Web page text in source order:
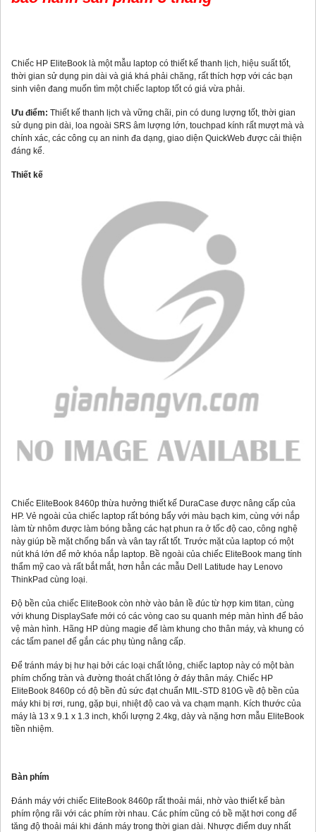
Chiếc HP EliteBook là một mẫu laptop có thiết kế thanh lịch, hiệu suất tốt,
thời gian sử dụng pin dài và giá khá phải chăng, rất thích hợp với các bạn
sinh viên đang muốn tìm một chiếc laptop tốt có giá vừa phải.
Ưu điểm: Thiết kế thanh lịch và vững chãi, pin có dung lượng tốt, thời gian
sử dụng pin dài, loa ngoài SRS âm lượng lớn, touchpad kính rất mượt mà và
chính xác, các công cụ an ninh đa dạng, giao diện QuickWeb được cải thiện
đáng kể.
Thiết kế
Chiếc EliteBook 8460p thừa hưởng thiết kế DuraCase được nâng cấp của
HP. Vẻ ngoài của chiếc laptop rất bóng bẩy với màu bạch kim, cùng với nắp
làm từ nhôm được làm bóng bằng các hạt phun ra ở tốc độ cao, công nghệ
này giúp bề mặt chống bẩn và vân tay rất tốt. Trước mặt của laptop có một
nút khá lớn để mở khóa nắp laptop. Bề ngoài của chiếc EliteBook mang tính
thẩm mỹ cao và rất bắt mắt, hơn hẳn các mẫu Dell Latitude hay Lenovo
ThinkPad cùng loại.
Độ bền của chiếc EliteBook còn nhờ vào bản lề đúc từ hợp kim titan, cùng
với khung DisplaySafe mới có các vòng cao su quanh mép màn hình để bảo
vệ màn hình. Hãng HP dùng magie để làm khung cho thân máy, và khung có
các tấm panel để gắn các phụ tùng nâng cấp.
Để tránh máy bị hư hại bởi các loại chất lỏng, chiếc laptop này có một bàn
phím chống tràn và đường thoát chất lỏng ở đáy thân máy. Chiếc HP
EliteBook 8460p có độ bền đủ sức đạt chuẩn MIL-STD 810G về độ bền của
máy khi bị rơi, rung, gặp bụi, nhiệt độ cao và va chạm mạnh. Kích thước của
máy là 13 x 9.1 x 1.3 inch, khối lượng 2.4kg, dày và nặng hơn mẫu EliteBook
tiền nhiệm.
Bàn phím
Đánh máy với chiếc EliteBook 8460p rất thoải mái, nhờ vào thiết kế bàn
phím rộng rãi với các phím rời nhau. Các phím cũng có bề mặt hơi cong để
tăng độ thoải mái khi đánh máy trong thời gian dài. Nhược điểm duy nhất